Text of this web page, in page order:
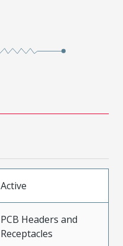
Active
PCB Headers and
Receptacles